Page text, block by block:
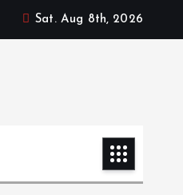
Sat. Aug 8th, 2026